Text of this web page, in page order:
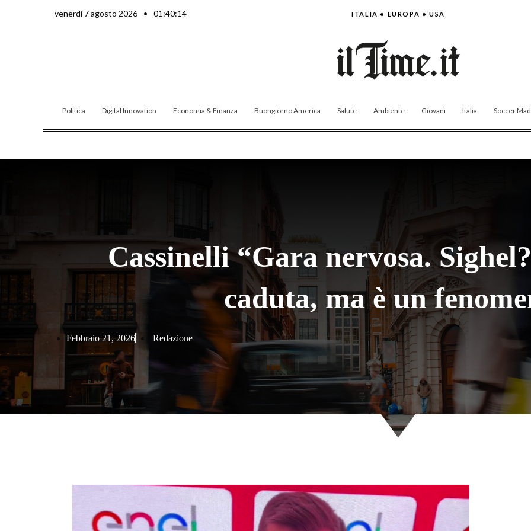
venerdì 7 agosto 2026 • 01:40:15 ITALIA • EUROPA • USA
Politica Digital Innovation Economia & Finanza Buongiorno America Salute Ambiente Giovani Italia Soccer
Cassinelli “Gara nervosa.
caduta, ma è un
Febbraio 21, 2026 Redazione